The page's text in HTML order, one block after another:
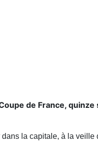
de France, quinze
la capitale, à la